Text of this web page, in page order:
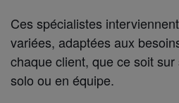
Ces spécialistes
variées, adaptées aux
chaque client, que ce soit
solo ou en équipe.